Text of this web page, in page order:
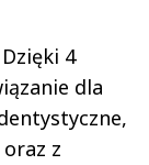
4
dla
z